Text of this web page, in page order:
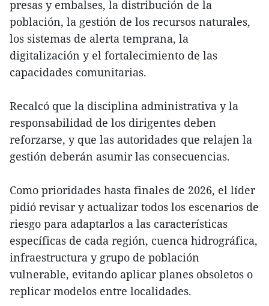
presas y embalses, la distribución de la
población, la gestión de los recursos naturales,
los sistemas de alerta temprana, la
digitalización y el fortalecimiento de las
capacidades comunitarias.
Recalcó que la disciplina administrativa y la
responsabilidad de los dirigentes deben
reforzarse, y que las autoridades que relajen la
gestión deberán asumir las consecuencias.
Como prioridades hasta finales de 2026, el líder
pidió revisar y actualizar todos los escenarios de
riesgo para adaptarlos a las características
específicas de cada región, cuenca hidrográfica,
infraestructura y grupo de población
vulnerable, evitando aplicar planes obsoletos o
replicar modelos entre localidades.